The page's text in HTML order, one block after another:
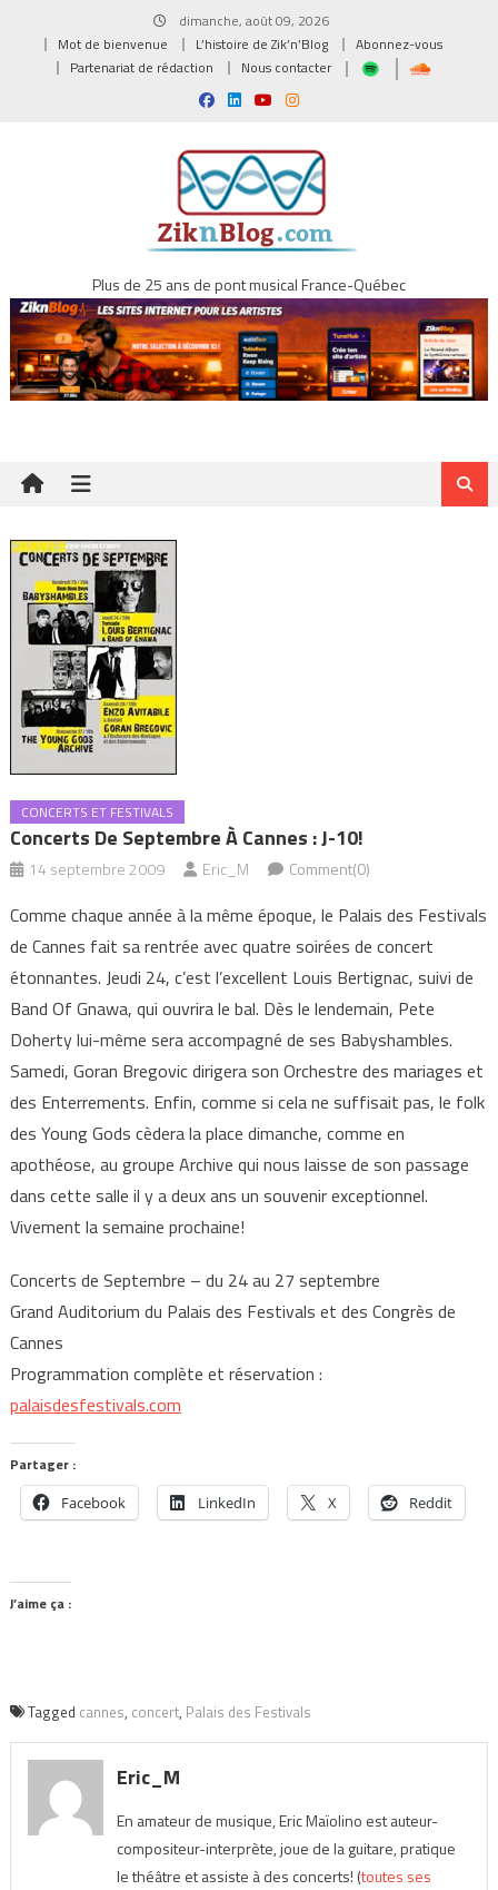
dimanche, août 09, 2026
Mot de bienvenue
L’histoire de Zik’n’Blog
Abonnez-vous
Partenariat de rédaction
Nous contacter
Plus de 25 ans de pont musical France-Québec
CONCERTS ET FESTIVALS
Concerts De Septembre À Cannes : J-10!
14 septembre 2009 Eric_M Comment(0)
Comme chaque année à la même époque, le Palais des Festivals
de Cannes fait sa rentrée avec quatre soirées de concert
étonnantes. Jeudi 24, c’est l’excellent Louis Bertignac, suivi de
Band Of Gnawa, qui ouvrira le bal. Dès le lendemain, Pete
Doherty lui-même sera accompagné de ses Babyshambles.
Samedi, Goran Bregovic dirigera son Orchestre des mariages et
des Enterrements. Enfin, comme si cela ne suffisait pas, le folk
des Young Gods cèdera la place dimanche, comme en
apothéose, au groupe Archive qui nous laisse de son passage
dans cette salle il y a deux ans un souvenir exceptionnel.
Vivement la semaine prochaine!
Concerts de Septembre – du 24 au 27 septembre
Grand Auditorium du Palais des Festivals et des Congrès de
Cannes
Programmation complète et réservation :
palaisdesfestivals.com
Partager :
Facebook LinkedIn X Reddit
J’aime ça :
Tagged cannes, concert, Palais des Festivals
Eric_M
En amateur de musique, Eric Maïolino est auteur-
compositeur-interprète, joue de la guitare, pratique
le théâtre et assiste à des concerts! (toutes ses